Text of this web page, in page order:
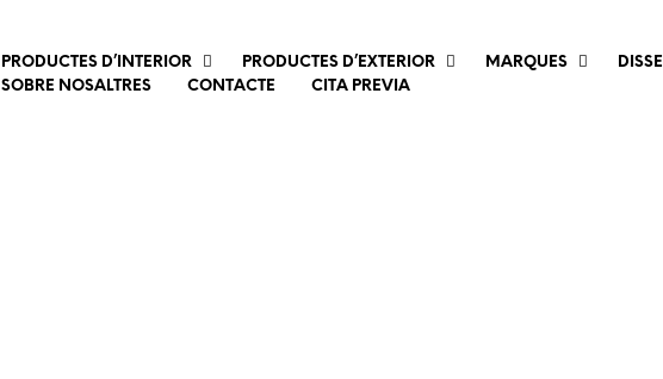
PRODUCTES D’INTERIOR PRODUCTES D’EXTERIOR MARQUES
SOBRE NOSALTRES
CONTACTE CITA PREVIA